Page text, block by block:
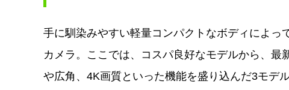
手に馴染みやすい軽量コンパクトなボディによっ
カメラ。ここでは、コスパ良好なモデルから、
や広角、4K画質といった機能を盛り込んだ3モデ